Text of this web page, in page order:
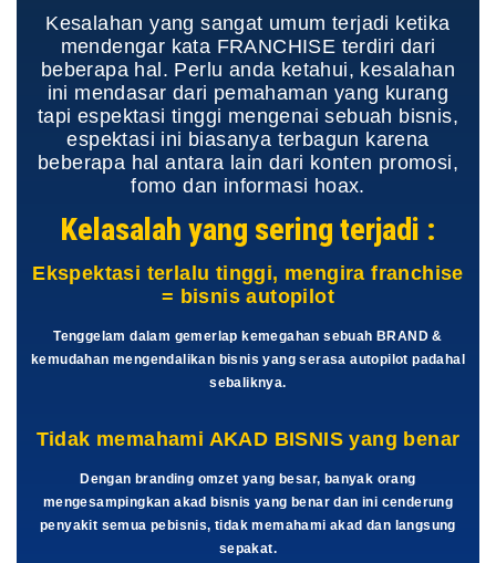
Kesalahan yang sangat umum terjadi ketika
mendengar kata FRANCHISE terdiri dari
beberapa hal. Perlu anda ketahui, kesalahan
ini mendasar dari pemahaman yang kurang
tapi espektasi tinggi mengenai sebuah bisnis,
espektasi ini biasanya terbagun karena
beberapa hal antara lain dari konten promosi,
fomo dan informasi hoax.
Kelasalah yang sering terjadi :
Ekspektasi terlalu tinggi, mengira franchise
= bisnis autopilot
Tenggelam dalam gemerlap kemegahan sebuah BRAND &
kemudahan mengendalikan bisnis yang serasa autopilot padahal
sebaliknya.
Tidak memahami AKAD BISNIS yang benar
Dengan branding omzet yang besar, banyak orang
mengesampingkan akad bisnis yang benar dan ini cenderung
penyakit semua pebisnis, tidak memahami akad dan langsung
sepakat.